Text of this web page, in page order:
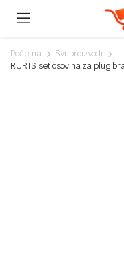
Početna
Svi proizvodi
RURIS set osovina za plug